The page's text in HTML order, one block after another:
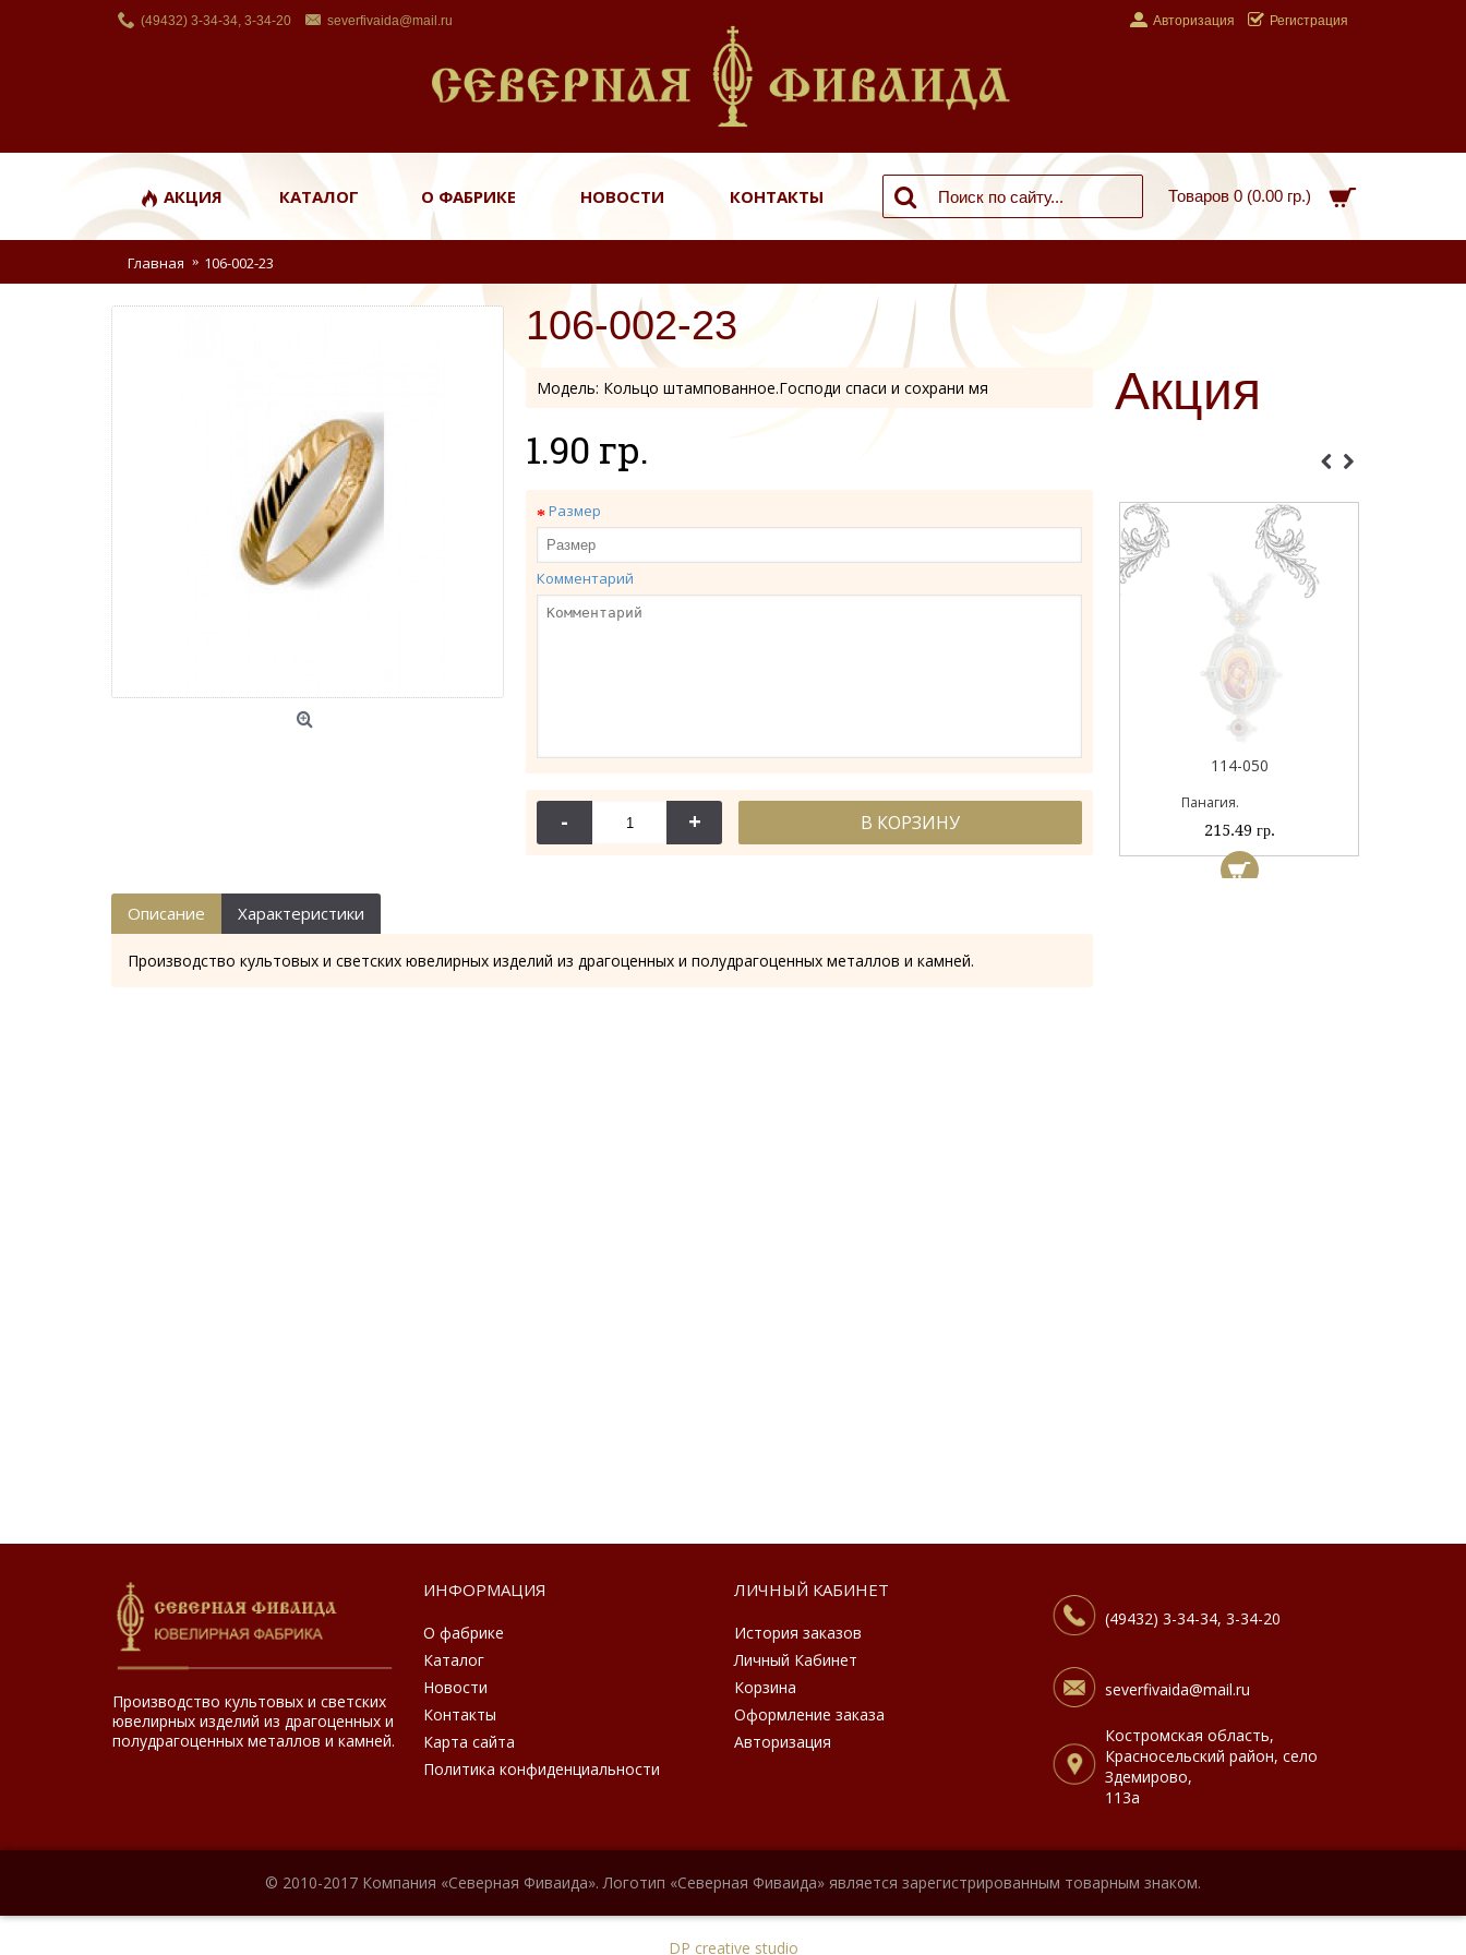
(49432) 3-34-34, 3-34-20 severfivaida@mail.ru Авторизация Регистрация
АКЦИЯ КАТАЛОГ О ФАБРИКЕ НОВОСТИ КОНТАКТЫ Товаров 0 (0.00 гр.)
Главная 106-002-23
Акция
Крест требный
28.53 гр.
Крест требный
28.61 гр.
114-050
Панагия.
215.49 гр.
106-002-23
Модель: Кольцо штампованное.Господи спаси и сохрани мя
1.90 гр.
Размер
Комментарий
- + В КОРЗИНУ
Описание Характеристики
Производство культовых и светских ювелирных изделий из драгоценных и полудрагоценных металлов и камней.
Производство культовых и светских
ювелирных изделий из драгоценных и
полудрагоценных металлов и камней.
ИНФОРМАЦИЯ
О фабрике
Каталог
Новости
Контакты
Карта сайта
Политика конфиденциальности
ЛИЧНЫЙ КАБИНЕТ
История заказов
Личный Кабинет
Корзина
Оформление заказа
Авторизация
(49432) 3-34-34, 3-34-20
severfivaida@mail.ru
Костромская область,
Красносельский район, село
Здемирово,
113а
© 2010-2017 Компания «Северная Фиваида». Логотип «Северная Фиваида» является зарегистрированным товарным знаком.
DP creative studio